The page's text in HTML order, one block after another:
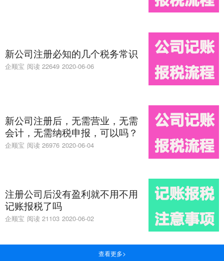
新公司注册必知的几个税务常识
企顺宝 阅读 22649 2020-06-06
新公司注册后，无需营业，无需
会计，无需纳税申报，可以吗？
企顺宝 阅读 26976 2020-06-04
注册公司后没有盈利就不用不用
记账报税了吗
企顺宝 阅读 21103 2020-06-02
查看更多>